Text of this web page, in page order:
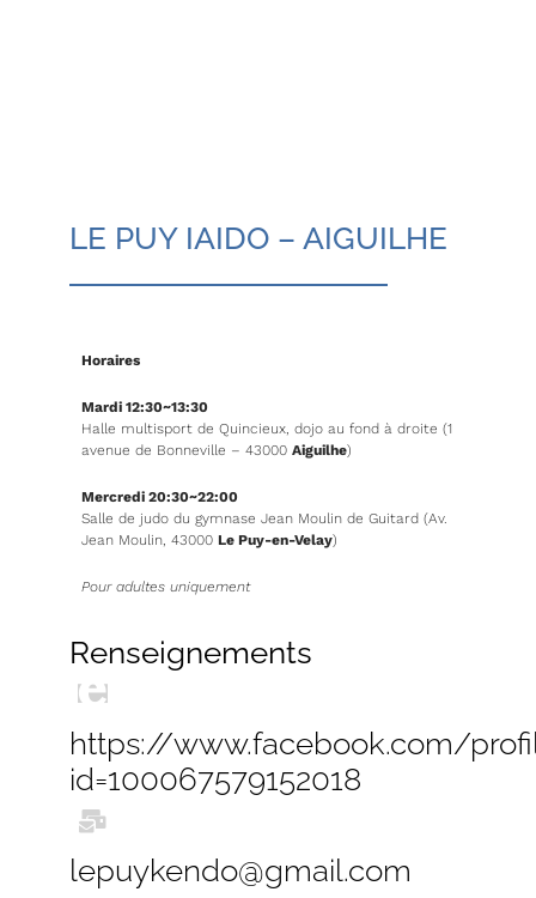
LE PUY IAIDO – AIGUILHE
Horaires
Mardi 12:30~13:30
Halle multisport de Quincieux, dojo au fond à droite (1
avenue de Bonneville – 43000 Aiguilhe)
Mercredi 20:30~22:00
Salle de judo du gymnase Jean Moulin de Guitard (Av.
Jean Moulin, 43000 Le Puy-en-Velay)
Pour adultes uniquement
Renseignements
https://www.facebook.com/
id=100067579152018
lepuykendo@gmail.com